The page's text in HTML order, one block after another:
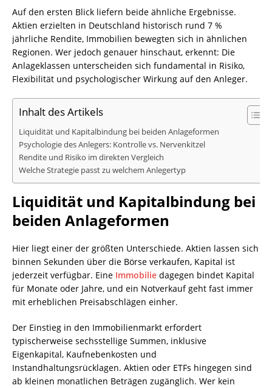
Auf den ersten Blick liefern beide ähnliche Ergebnisse.
Aktien erzielten in Deutschland historisch rund 7 %
jährliche Rendite, Immobilien bewegten sich in ähnlichen
Regionen. Wer jedoch genauer hinschaut, erkennt: Die
Anlageklassen unterscheiden sich fundamental in Risiko,
Flexibilität und psychologischer Wirkung auf den Anleger.
Inhalt des Artikels
Liquidität und Kapitalbindung bei beiden Anlageformen
Psychologie des Anlegers: Kontrolle vs. Nervenkitzel
Rendite und Risiko im direkten Vergleich
Welche Strategie passt zu welchem Anlegertyp
Liquidität und Kapitalbindung bei
beiden Anlageformen
Hier liegt einer der größten Unterschiede. Aktien lassen sich
binnen Sekunden über die Börse verkaufen, Kapital ist
jederzeit verfügbar. Eine Immobilie dagegen bindet Kapital
für Monate oder Jahre, und ein Notverkauf geht fast immer
mit erheblichen Preisabschlägen einher.
Der Einstieg in den Immobilienmarkt erfordert
typischerweise sechsstellige Summen, inklusive
Eigenkapital, Kaufnebenkosten und
Instandhaltungsrücklagen. Aktien oder ETFs hingegen sind
ab kleinen monatlichen Beträgen zugänglich. Wer kein